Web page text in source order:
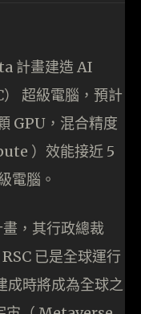
計畫建造 AI
超級電腦，預計
GPU，混合精度
）效能接近 5
電腦。
，其行政總裁
已是全球運行
成時將成為全球之